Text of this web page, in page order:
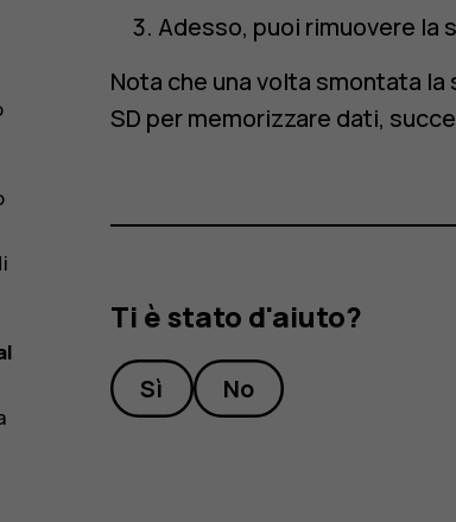
Adesso, puoi rimuovere la
Nota che una volta smontata
SD per memorizzare dati,
Ti è stato d'aiuto?
Sì No